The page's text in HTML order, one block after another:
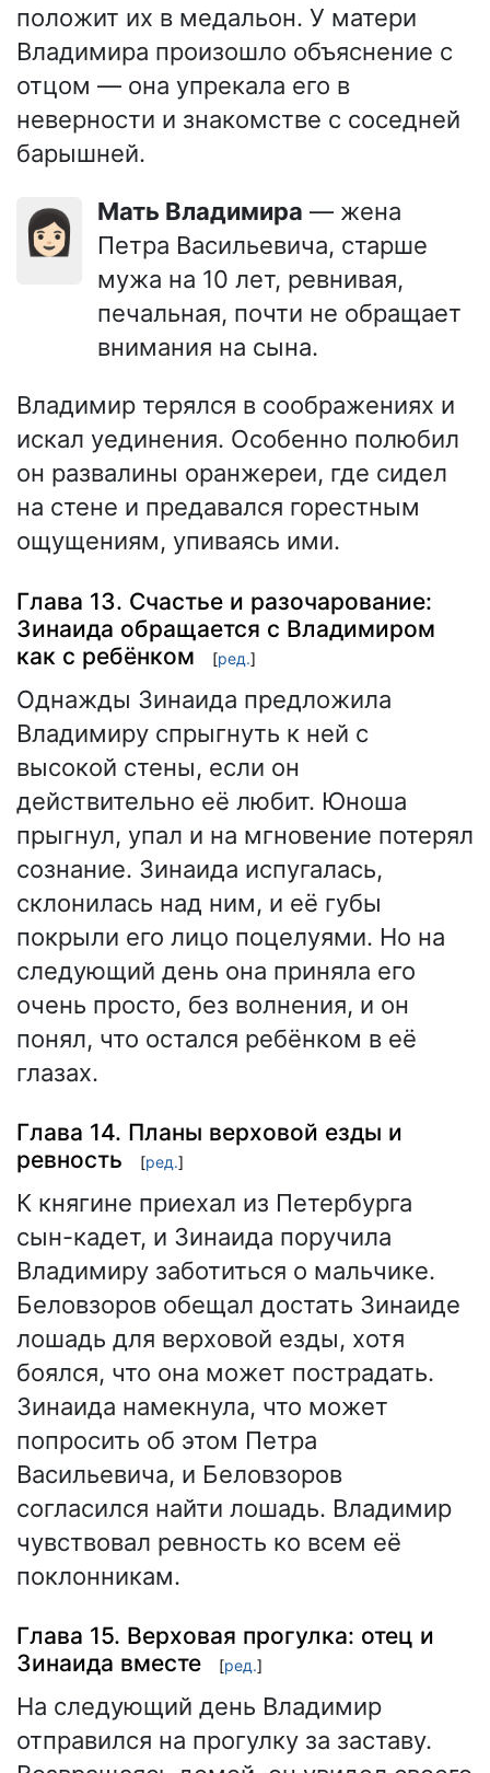
положит их в медальон. У матери
Владимира произошло объяснение с
отцом — она упрекала его в
неверности и знакомстве с соседней
барышней.
👩🏻 Мать Владимира — жена
Петра Васильевича, старше
мужа на 10 лет, ревнивая,
печальная, почти не обращает
внимания на сына.
Владимир терялся в соображениях и
искал уединения. Особенно полюбил
он развалины оранжереи, где сидел
на стене и предавался горестным
ощущениям, упиваясь ими.
Глава 13. Счастье и разочарование:
Зинаида обращается с Владимиром
как с ребёнком
[ред.]
Однажды Зинаида предложила
Владимиру спрыгнуть к ней с
высокой стены, если он
действительно её любит. Юноша
прыгнул, упал и на мгновение потерял
сознание. Зинаида испугалась,
склонилась над ним, и её губы
покрыли его лицо поцелуями. Но на
следующий день она приняла его
очень просто, без волнения, и он
понял, что остался ребёнком в её
глазах.
Глава 14. Планы верховой езды и
ревность
[ред.]
К княгине приехал из Петербурга
сын-кадет, и Зинаида поручила
Владимиру заботиться о мальчике.
Беловзоров обещал достать Зинаиде
лошадь для верховой езды, хотя
боялся, что она может пострадать.
Зинаида намекнула, что может
попросить об этом Петра
Васильевича, и Беловзоров
согласился найти лошадь. Владимир
чувствовал ревность ко всем её
поклонникам.
Глава 15. Верховая прогулка: отец и
Зинаида вместе
[ред.]
На следующий день Владимир
отправился на прогулку за заставу.